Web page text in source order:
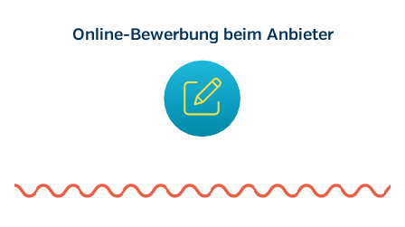
Online-Bewerbung beim Anbieter